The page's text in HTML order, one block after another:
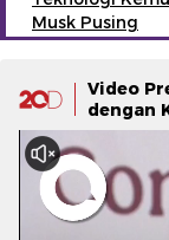
Musk Pusing
Video
dengan